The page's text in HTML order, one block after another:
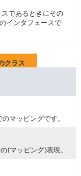
であるときにその
インタフェースで
クラス
マッピングです。
(マッピング)表現。